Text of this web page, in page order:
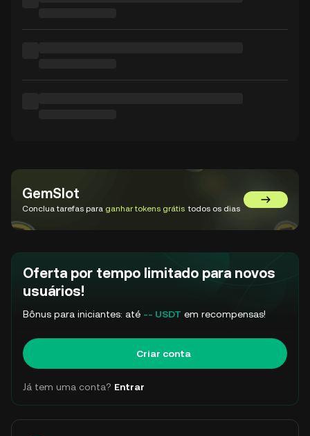
GemSlot
Conclua tarefas para ganhar tokens grátis todos os dias Acessar o
Oferta por tempo limitado para novos
usuários!
Bônus para iniciantes: até -- USDT em recompensas!
Criar conta
Já tem uma conta? Entrar